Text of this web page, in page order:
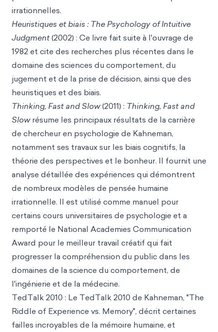
irrationnelles.
Heuristiques et biais : The Psychology of Intuitive
Judgment(2002) : Ce livre fait suite à l'ouvrage de
1982 et cite des recherches plus récentes dans le
domaine des sciences du comportement, du
jugement et de la prise de décision, ainsi que des
heuristiques et des biais.
Thinking, Fast and Slow(2011) : Thinking, Fast and
Slowrésume les principaux résultats de la carrière
de chercheur en psychologie de Kahneman,
notamment ses travaux sur les biais cognitifs, la
théorie des perspectives et le bonheur. Il fournit une
analyse détaillée des expériences qui démontrent
de nombreux modèles de pensée humaine
irrationnelle. Il est utilisé comme manuel pour
certains cours universitaires de psychologie et a
remporté le National Academies Communication
Award pour le meilleur travail créatif qui fait
progresser la compréhension du public dans les
domaines de la science du comportement, de
l'ingénierie et de la médecine.
TedTalk 2010 : Le TedTalk 2010 de Kahneman, "The
Riddle of Experience vs. Memory", décrit certaines
failles incroyables de la mémoire humaine, et